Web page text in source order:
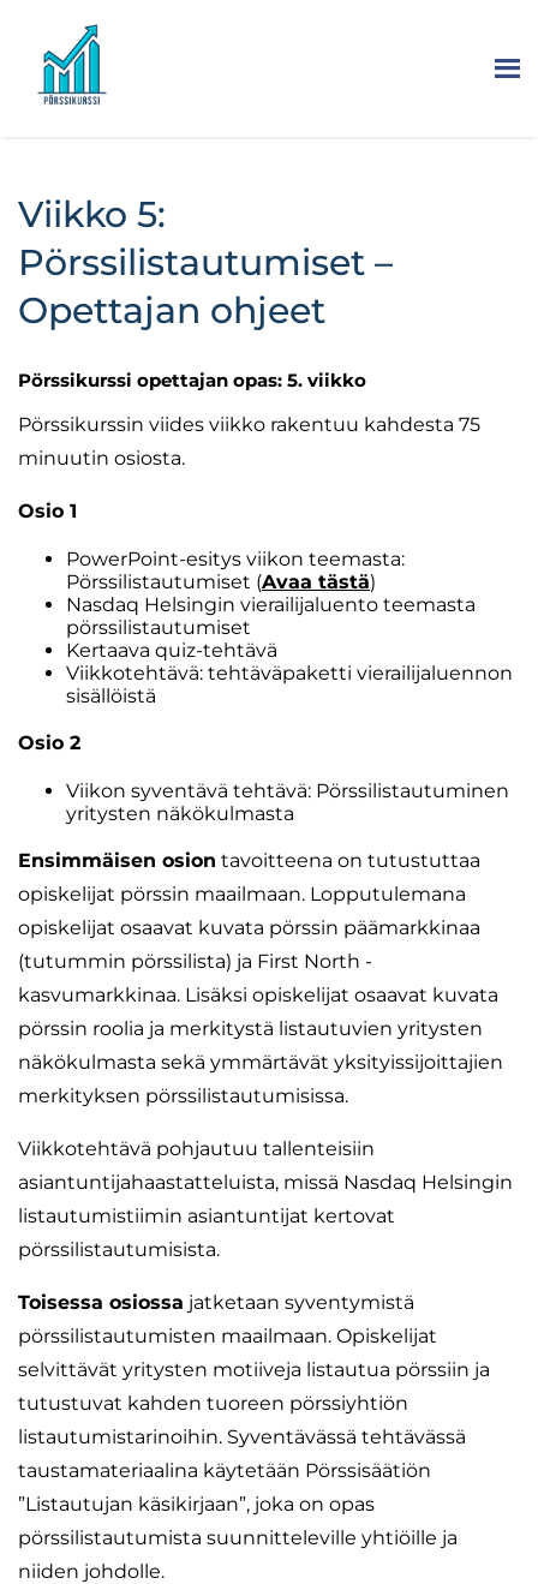
Viikko 5:
Pörssilistautumiset –
Opettajan ohjeet
Pörssikurssi opettajan opas: 5. viikko
Pörssikurssin viides viikko rakentuu kahdesta 75
minuutin osiosta.
Osio 1
PowerPoint-esitys viikon teemasta:
Pörssilistautumiset (Avaa tästä)
Nasdaq Helsingin vierailijaluento teemasta
pörssilistautumiset
Kertaava quiz-tehtävä
Viikkotehtävä: tehtäväpaketti vierailijaluennon
sisällöistä
Osio 2
Viikon syventävä tehtävä: Pörssilistautuminen
yritysten näkökulmasta
Ensimmäisen osion tavoitteena on tutustuttaa
opiskelijat pörssin maailmaan. Lopputulemana
opiskelijat osaavat kuvata pörssin päämarkkinaa
(tutummin pörssilista) ja First North -
kasvumarkkinaa. Lisäksi opiskelijat osaavat kuvata
pörssin roolia ja merkitystä listautuvien yritysten
näkökulmasta sekä ymmärtävät yksityissijoittajien
merkityksen pörssilistautumisissa.
Viikkotehtävä pohjautuu tallenteisiin
asiantuntijahaastatteluista, missä Nasdaq Helsingin
listautumistiimin asiantuntijat kertovat
pörssilistautumisista.
Toisessa osiossa jatketaan syventymistä
pörssilistautumisten maailmaan. Opiskelijat
selvittävät yritysten motiiveja listautua pörssiin ja
tutustuvat kahden tuoreen pörssiyhtiön
listautumistarinoihin. Syventävässä tehtävässä
taustamateriaalina käytetään Pörssisäätiön
”Listautujan käsikirjaan”, joka on opas
pörssilistautumista suunnitteleville yhtiöille ja
niiden johdolle.